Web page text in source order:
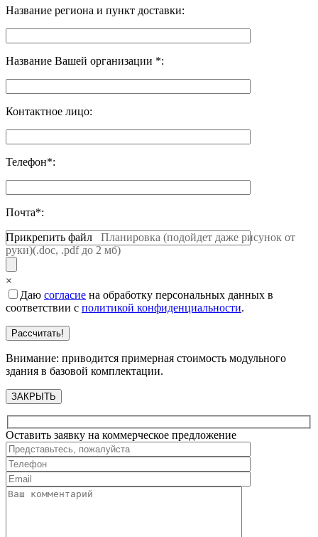
Название региона и пункт доставки:
Название Вашей организации *:
Контактное лицо:
Телефон*:
Почта*:
Прикрепить файл
Планировка (подойдет даже рисунок от
руки)(.doc, .pdf до 2 мб)
×
Даю согласие на обработку персональных данных в
соответствии с политикой конфиденциальности.
Внимание: приводится примерная стоимость модульного
здания в базовой комплектации.
ЗАКРЫТЬ
Оставить заявку на коммерческое предложение